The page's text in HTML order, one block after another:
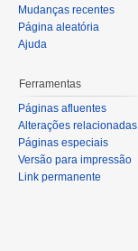
Mudanças recentes
Página aleatória
Ajuda
Ferramentas
Páginas afluentes
Alterações relacionadas
Páginas especiais
Versão para impressão
Link permanente